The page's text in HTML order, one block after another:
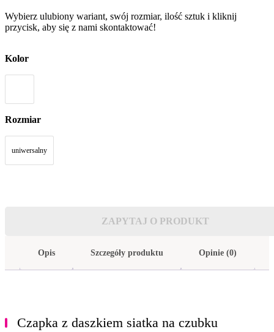
Wybierz ulubiony wariant, swój rozmiar, ilość sztuk i kliknij
przycisk, aby się z nami skontaktować!
Kolor
Rozmiar
uniwersalny
ZAPYTAJ O PRODUKT
Opis Szczegóły produktu Opinie (0)
Czapka z daszkiem siatka na czubku